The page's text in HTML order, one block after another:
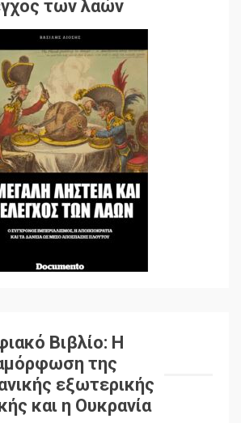
των λαών
Βιβλίο: Η
της
εξωτερικής
και η Ουκρανία